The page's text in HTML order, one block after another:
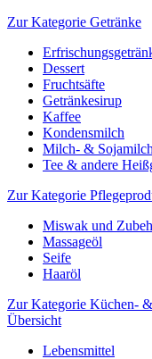
Zur Kategorie Getränke
Dessert
Fruchtsäfte
Getränkesirup
Kaffee
Kondensmilch
Milch- &
Tee & andere
Zur Kategorie
Miswak und
Massageöl
Seife
Haaröl
Zur Kategorie Küchen-
Übersicht
Lebensmittel